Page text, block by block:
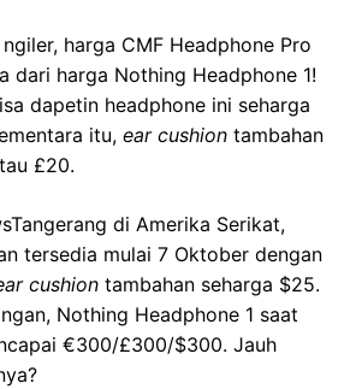
harga CMF Headphone Pro
dari harga Nothing Headphone 1!
dapetin headphone ini seharga
itu, ear cushion tambahan
£20.
di Amerika Serikat,
tersedia mulai 7 Oktober dengan
cushion tambahan seharga $25.
Nothing Headphone 1 saat
€300/£300/$300. Jauh